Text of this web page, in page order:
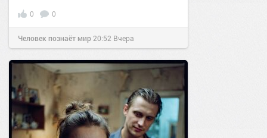
0 0
Человек познаёт мир 20:52 Вчера